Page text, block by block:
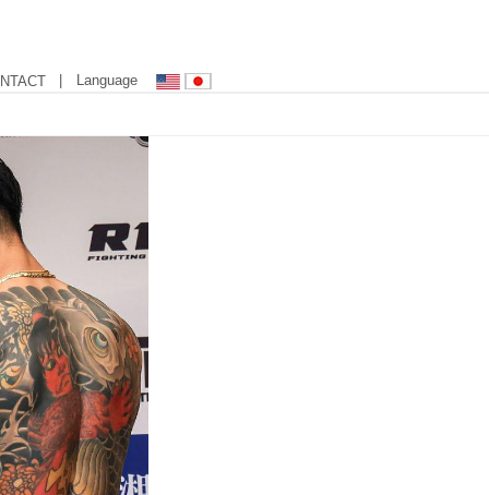
| Language